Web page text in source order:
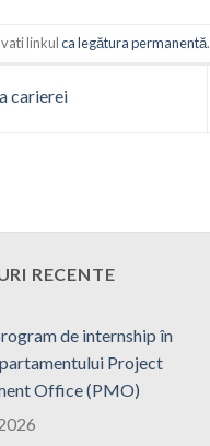
linkulca legătura permanentă.
carierei
RECENTE
de internship în
Project
Office (PMO)